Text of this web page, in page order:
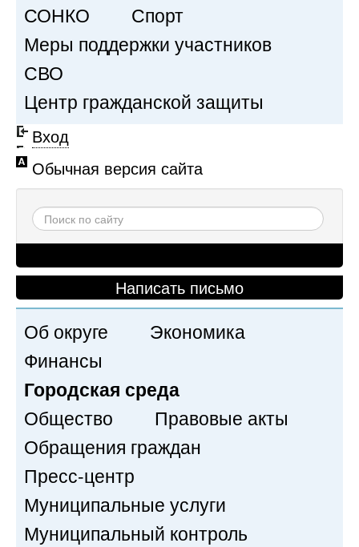
СОНКО
Спорт
Меры поддержки участников
СВО
Центр гражданской защиты
Вход
Обычная версия сайта
Написать письмо
Об округе
Экономика
Финансы
Городская среда
Общество
Правовые акты
Обращения граждан
Пресс-центр
Муниципальные услуги
Муниципальный контроль